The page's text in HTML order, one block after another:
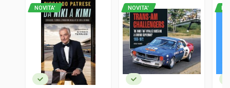
9781956309126
Dalton Watson
LINGUA DEL TESTO
NOVITA' NOVITA'